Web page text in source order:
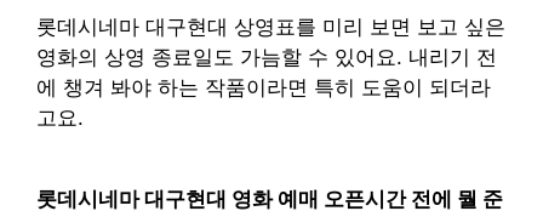
롯데시네마 대구현대 상영표를 미리 보면 보고 싶은
영화의 상영 종료일도 가늠할 수 있어요. 내리기 전
에 챙겨 봐야 하는 작품이라면 특히 도움이 되더라
고요.
롯데시네마 대구현대 영화 예매 오픈시간 전에 뭘 준